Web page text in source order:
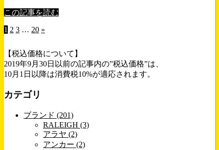
この記事を読む
1 2 3 … 20 »
【税込価格について】
2019年9月30日以前の記事内の”税込価格”は、
10月1日以降は消費税10%が適応されます。
カテゴリ
ブランド (201)
RALEIGH (3)
アラヤ (2)
アンカー (2)